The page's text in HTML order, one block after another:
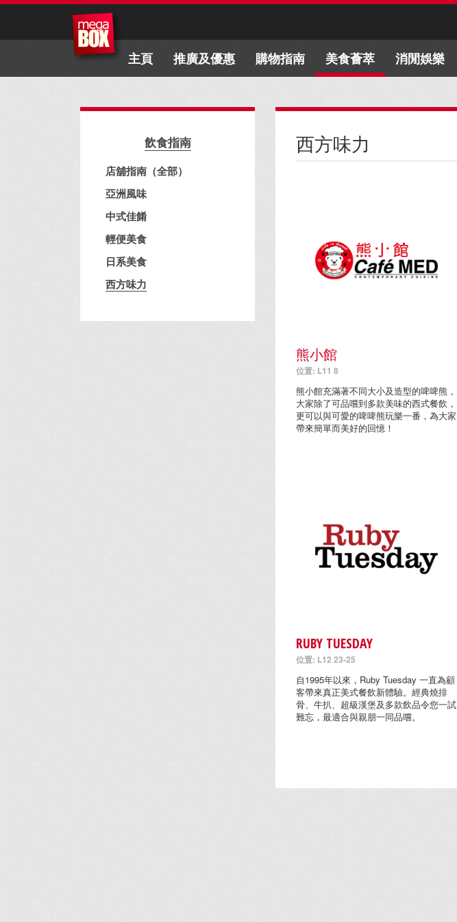
主頁 推廣及優惠 購物指南 美食薈萃 消閒娛樂
飲食指南
店舖指南（全部）
亞洲風味
中式佳餚
輕便美食
日系美食
西方味力
西方味力
熊小館
位置: L11 8
熊小館充滿著不同大小及造型的啤啤熊，
大家除了可品嚐到多款美味的西式餐飲，
更可以與可愛的啤啤熊玩樂一番，為大家
帶來簡單而美好的回憶！
RUBY TUESDAY
位置: L12 23-25
自1995年以來，Ruby Tuesday 一直為顧
客帶來真正美式餐飲新體驗。經典燒排
骨、牛扒、超級漢堡及多款飲品令您一試
難忘，最適合與親朋一同品嚐。